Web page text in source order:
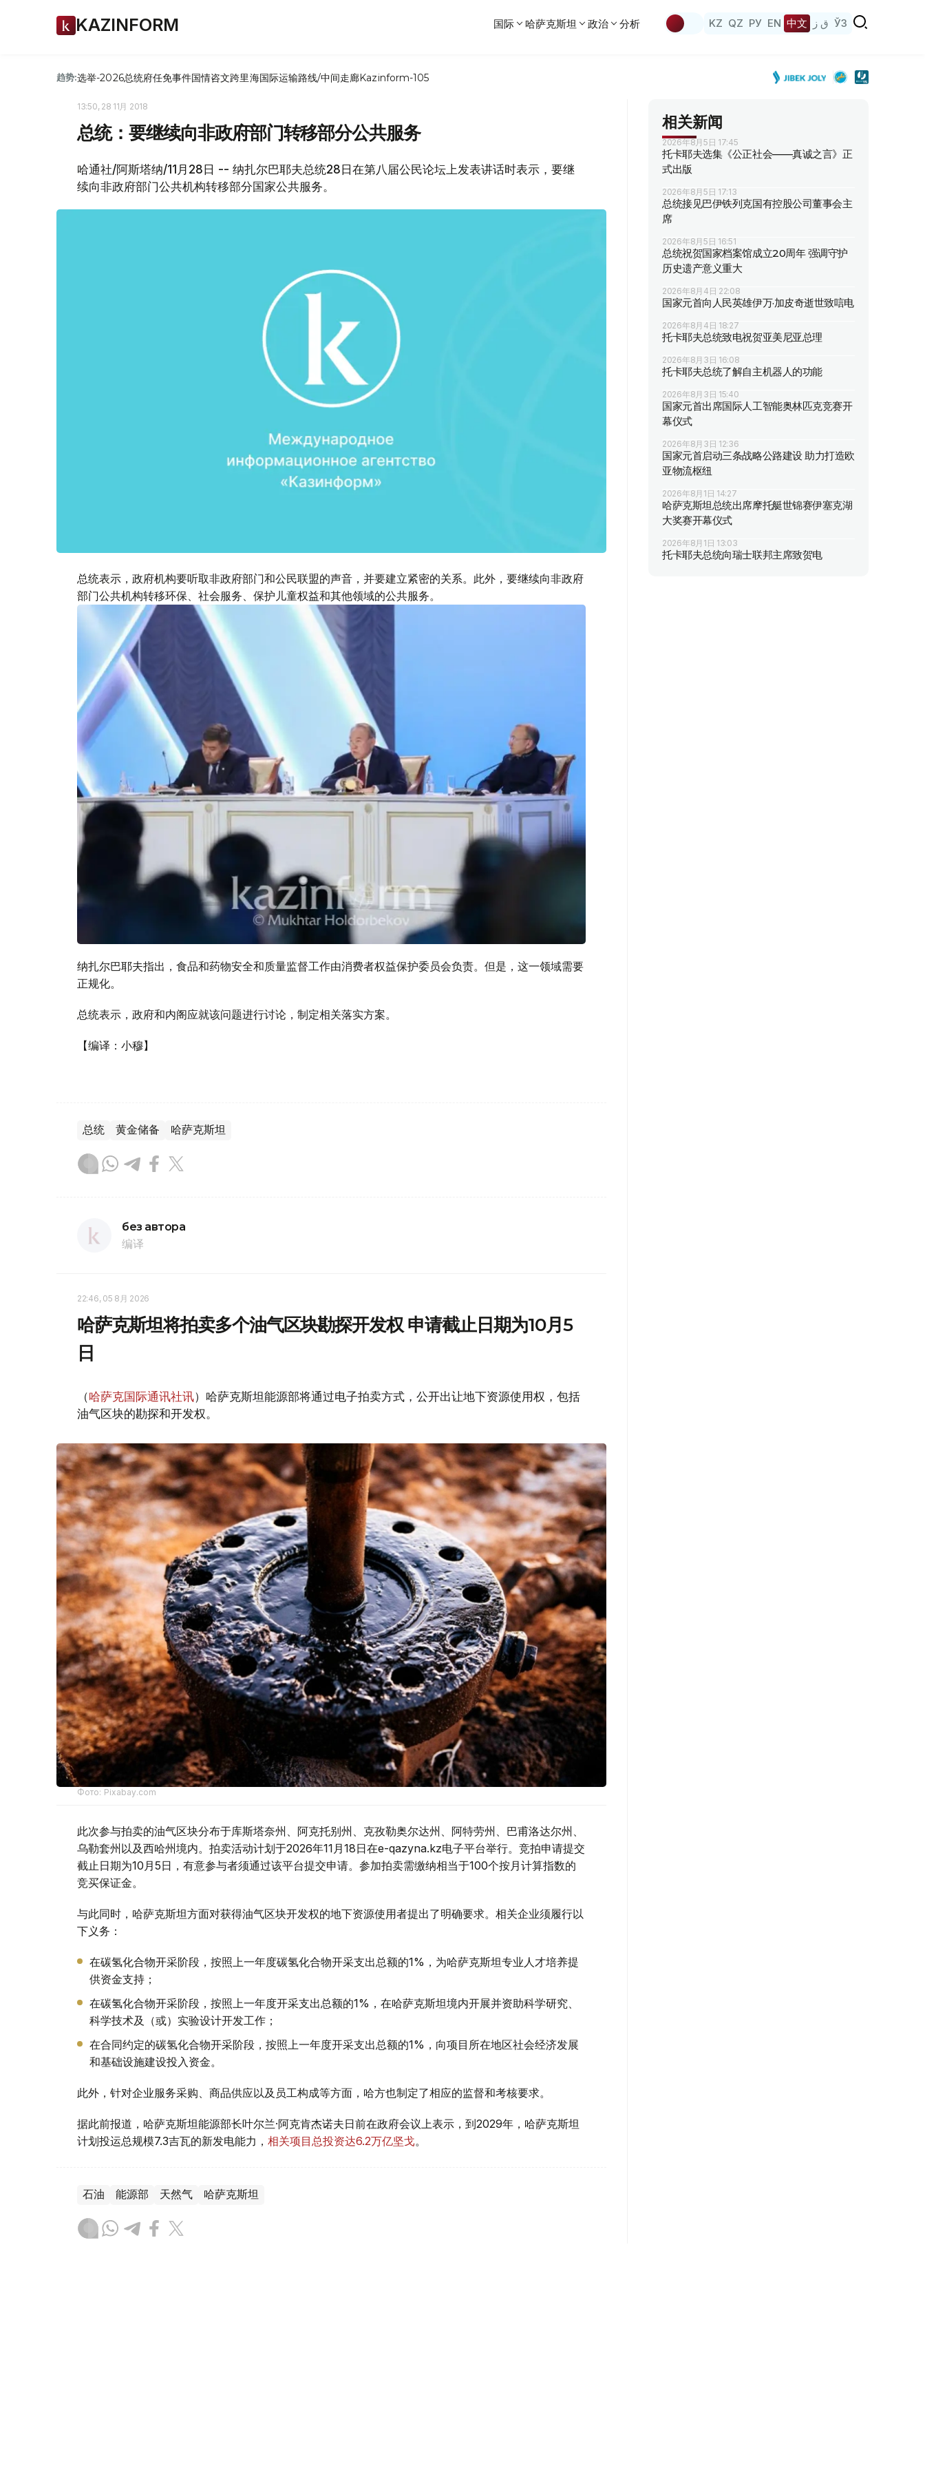
KAZINFORM 国际 哈萨克斯坦 政治 分析 KZ QZ РУ EN 中文 ق ز ЎЗ
趋势:选举-2026总统府任免事件国情咨文跨里海国际运输路线/中间走廊Kazinform-105
13:50, 28 11月 2018
总统：要继续向非政府部门转移部分公共服务
哈通社/阿斯塔纳/11月28日 -- 纳扎尔巴耶夫总统28日在第八届公民论坛上发表讲话时表示，要继
续向非政府部门公共机构转移部分国家公共服务。
总统表示，政府机构要听取非政府部门和公民联盟的声音，并要建立紧密的关系。此外，要继续向非政府
部门公共机构转移环保、社会服务、保护儿童权益和其他领域的公共服务。
纳扎尔巴耶夫指出，食品和药物安全和质量监督工作由消费者权益保护委员会负责。但是，这一领域需要
正规化。
总统表示，政府和内阁应就该问题进行讨论，制定相关落实方案。
【编译：小穆】
总统 黄金储备 哈萨克斯坦
без автора
编译
22:46, 05 8月 2026
哈萨克斯坦将拍卖多个油气区块勘探开发权 申请截止日期为10月5
日
（哈萨克国际通讯社讯）哈萨克斯坦能源部将通过电子拍卖方式，公开出让地下资源使用权，包括
油气区块的勘探和开发权。
Фото: Pixabay.com
此次参与拍卖的油气区块分布于库斯塔奈州、阿克托别州、克孜勒奥尔达州、阿特劳州、巴甫洛达尔州、
乌勒套州以及西哈州境内。拍卖活动计划于2026年11月18日在e-qazyna.kz电子平台举行。竞拍申请提交
截止日期为10月5日，有意参与者须通过该平台提交申请。参加拍卖需缴纳相当于100个按月计算指数的
竞买保证金。
与此同时，哈萨克斯坦方面对获得油气区块开发权的地下资源使用者提出了明确要求。相关企业须履行以
下义务：
在碳氢化合物开采阶段，按照上一年度碳氢化合物开采支出总额的1%，为哈萨克斯坦专业人才培养提
供资金支持；
在碳氢化合物开采阶段，按照上一年度开采支出总额的1%，在哈萨克斯坦境内开展并资助科学研究、
科学技术及（或）实验设计开发工作；
在合同约定的碳氢化合物开采阶段，按照上一年度开采支出总额的1%，向项目所在地区社会经济发展
和基础设施建设投入资金。
此外，针对企业服务采购、商品供应以及员工构成等方面，哈方也制定了相应的监督和考核要求。
据此前报道，哈萨克斯坦能源部长叶尔兰·阿克肯杰诺夫日前在政府会议上表示，到2029年，哈萨克斯坦
计划投运总规模7.3吉瓦的新发电能力， 相关项目总投资达6.2万亿坚戈。
石油 能源部 天然气 哈萨克斯坦
相关新闻
2026年8月5日 17:45
托卡耶夫选集《公正社会——真诚之言》正
式出版
2026年8月5日 17:13
总统接见巴伊铁列克国有控股公司董事会主
席
2026年8月5日 16:51
总统祝贺国家档案馆成立20周年 强调守护
历史遗产意义重大
2026年8月4日 22:08
国家元首向人民英雄伊万·加皮奇逝世致唁电
2026年8月4日 18:27
托卡耶夫总统致电祝贺亚美尼亚总理
2026年8月3日 16:08
托卡耶夫总统了解自主机器人的功能
2026年8月3日 15:40
国家元首出席国际人工智能奥林匹克竞赛开
幕仪式
2026年8月3日 12:36
国家元首启动三条战略公路建设 助力打造欧
亚物流枢纽
2026年8月1日 14:27
哈萨克斯坦总统出席摩托艇世锦赛伊塞克湖
大奖赛开幕仪式
2026年8月1日 13:03
托卡耶夫总统向瑞士联邦主席致贺电